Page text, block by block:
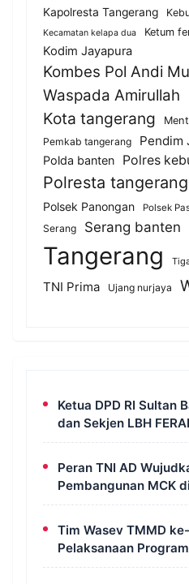
Kapolresta Tangerang
Kecamatan kelapa dua Ketum
Kodim Jayapura
Kombes Pol Andi
Waspada Amirullah
Kota tangerang
Pemkab tangerang
Pendim
Polda banten Polres
Polresta tangerang
Polsek Panongan Polsek
Serang Serang banten
Tangerang
TNI Prima
Ujang nurjaya
Ketua DPD RI Sultan
dan Sekjen LBH
Bahas Geopolitik dan
Peran TNI AD
Pembangunan MCK
Rampung Dikerjakan
Tim Wasev TMMD
Pelaksanaan
Selatan